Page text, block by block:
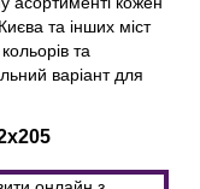
та інших міст
та
варіант для